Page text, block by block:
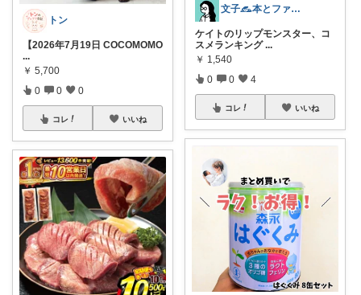
トン
【2026年7月19日 COCOMOMO
...
￥ 5,700
0 0 0
コレ いいね
文子𓃺本とファッション
ケイトのリップモンスター、コ
スメランキング ...
￥ 1,540
0 0 4
コレ いいね